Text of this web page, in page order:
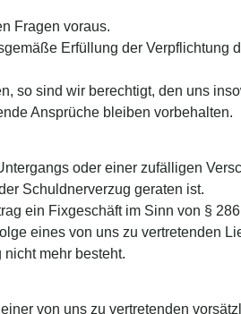
Fragen voraus.
Erfüllung der Verpflichtung
so sind wir berechtigt, den uns
Ansprüche bleiben vorbehalten.
oder einer zufälligen
Schuldnerverzug geraten ist.
ein Fixgeschäft im Sinn von §
eines von uns zu vertretenden
mehr besteht.
von uns zu vertretenden